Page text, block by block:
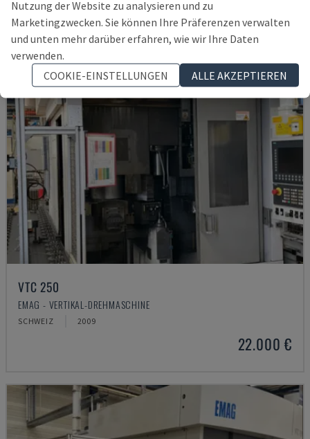
VTC 250
EMAG - VERTIKAL-DREHMASCHINE
SCHWEIZ 2009
22.000 €
Nutzung der Website zu analysieren und zu
Marketingzwecken. Sie können Ihre Präferenzen verwalten
und unten mehr darüber erfahren, wie wir Ihre Daten
verwenden.
COOKIE-EINSTELLUNGEN
ALLE AKZEPTIEREN